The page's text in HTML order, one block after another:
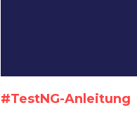
#TestNG-Anleitung